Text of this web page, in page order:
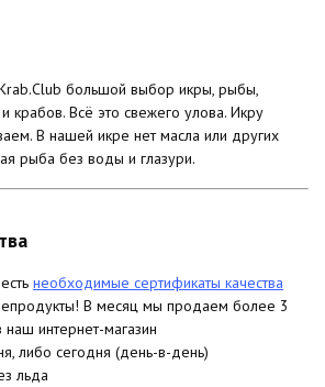
большой выбор икры, рыбы,
и крабов. Всё это свежего улова. Икру
В нашей икре нет масла или других
рыба без воды и глазури.
необходимые сертификаты качества
В месяц мы продаем более 3
интернет-магазин
либо сегодня (день-в-день)
льда